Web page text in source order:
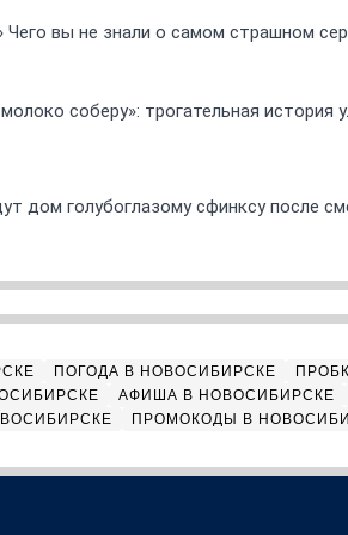
Чего вы не знали о самом страшном
соберу»: трогательная история
дом голубоглазому сфинксу после
ПОГОДА В НОВОСИБИРСКЕ
АФИША В НОВОСИБИРСКЕ
ПРОМОКОДЫ В